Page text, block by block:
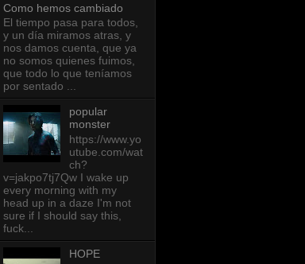
Como hemos cambiado
El tiempo pasa para todos,
y un día miramos atras, y
nos damos cuenta, que ya
no somos quienes fuimos,
que todo lo que teníamos
por sentado ...
popular
monster
https://www.yo
utube.com/wat
ch?
v=jakpo7tj7Qw I wake up
every morning with my
head up in a daze I'm not
sure if I should say this,
fuck...
HOPE